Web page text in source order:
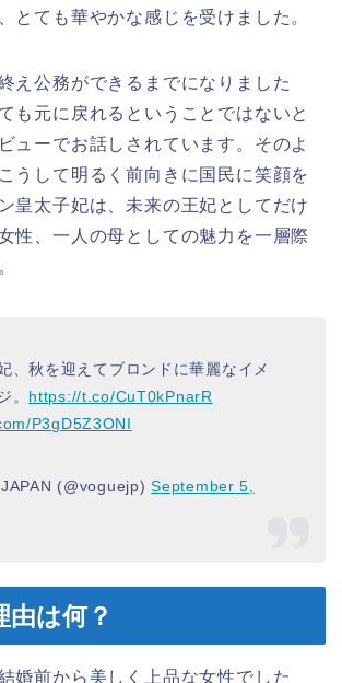
とても華やかな感じを受けました。
え公務ができるまでになりました
も元に戻れるということではないと
ューでお話しされています。そのよ
うして明るく前向きに国民に笑顔を
皇太子妃は、未来の王妃としてだけ
性、一人の母としての魅力を一層際
、秋を迎えてブロンドに華麗なイメ
。 https://t.co/CuT0kPnarR
P3gD5Z3ONI
(@voguejp)September 5,
由は何？
婚前から美しく上品な女性でした